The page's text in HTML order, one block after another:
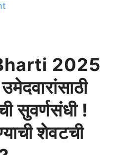
2025
सुवर्णसंधी !
शेवटची